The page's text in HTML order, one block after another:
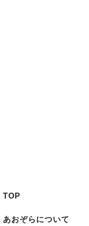
TOP
あおぞらについて